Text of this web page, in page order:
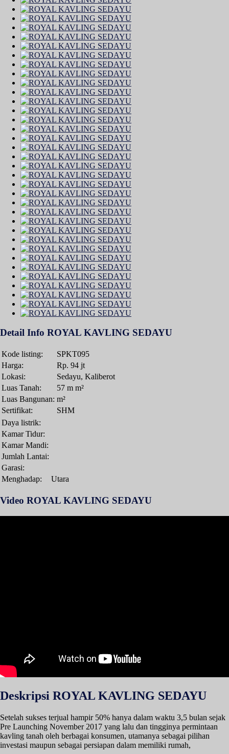
Detail Info ROYAL KAVLING SEDAYU
Kode listing:
SPKT095
Harga:
Rp. 94 jt
Lokasi:
Sedayu, Kaliberot
Luas Tanah:
57 m m²
Luas Bangunan: m²
Sertifikat:
SHM
Daya listrik:
Kamar Tidur:
Kamar Mandi:
Jumlah Lantai:
Garasi:
Menghadap:
Utara
Video ROYAL KAVLING SEDAYU
Deskripsi ROYAL KAVLING SEDAYU
Setelah sukses terjual hampir 50% hanya dalam waktu 3,5 bulan sejak
Pre Launching November 2017 yang lalu dan tingginya permintaan
kavling tanah oleh berbagai konsumen, utamanya sebagai pilihan
investasi maupun sebagai persiapan dalam memiliki rumah,